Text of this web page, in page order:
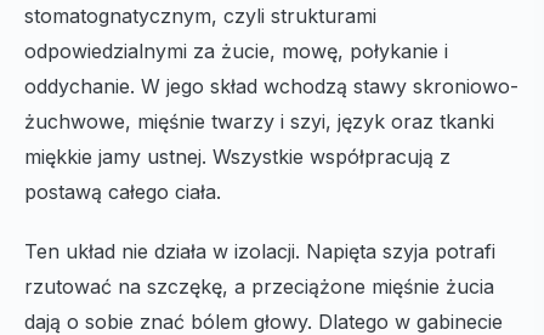
stomatognatycznym, czyli strukturami
odpowiedzialnymi za żucie, mowę, połykanie i
oddychanie. W jego skład wchodzą stawy skroniowo-
żuchwowe, mięśnie twarzy i szyi, język oraz tkanki
miękkie jamy ustnej. Wszystkie współpracują z
postawą całego ciała.
Ten układ nie działa w izolacji. Napięta szyja potrafi
rzutować na szczękę, a przeciążone mięśnie żucia
dają o sobie znać bólem głowy. Dlatego w gabinecie